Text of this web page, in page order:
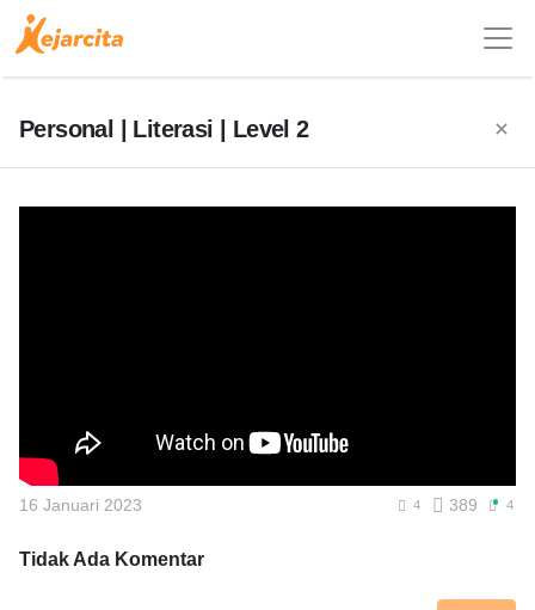
Personal | Literasi | Level 2
16 Januari 2023 4 389 4
Tidak Ada Komentar